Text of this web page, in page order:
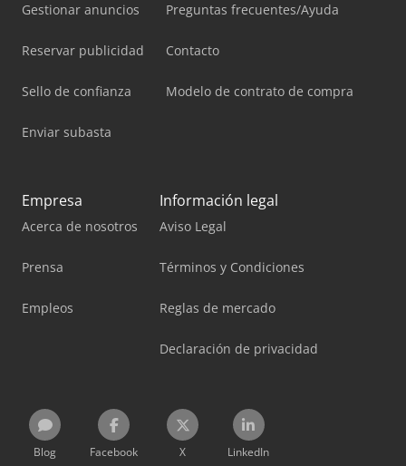
Gestionar anuncios
Reservar publicidad
Sello de confianza
Enviar subasta
Preguntas frecuentes/Ayuda
Contacto
Modelo de contrato de compra
Empresa
Acerca de nosotros
Prensa
Empleos
Información legal
Aviso Legal
Términos y Condiciones
Reglas de mercado
Declaración de privacidad
Blog Facebook X LinkedIn